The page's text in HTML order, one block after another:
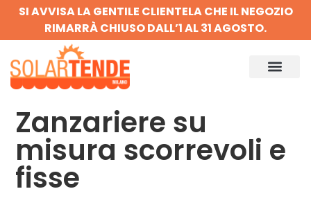
SI AVVISA LA GENTILE CLIENTELA CHE IL NEGOZIO
RIMARRÀ CHIUSO DALL’1 AL 31 AGOSTO.
Zanzariere su
misura scorrevoli e
fisse